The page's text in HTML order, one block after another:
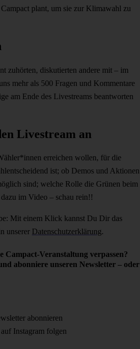
plant, um sie zur Klimawahl zu
zuhörten, diskutierten andere mit – im
mehr als 500 Fragen und Kommentare
am Ende des Livestreams beantworten
Livestream an
erreichen wollen, für die
ist; ob Demos und Aktionen
sind; welche Rolle die Grünen beim
im Video – schau rein!!
Mit einem Klick kannst Du Dir das
unserer Datenschutzerklärung.
Veranstaltung verpassen?
abonniere unseren Newsletter – oder
abonnieren
Instagram folgen